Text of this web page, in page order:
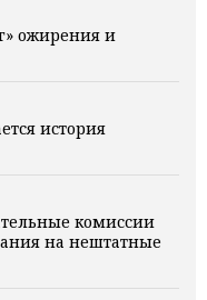
ожирения и
история
комиссии
на нештатные